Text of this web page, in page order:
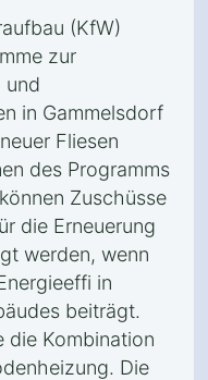
(KfW)
zur
und
in Gammelsdorf
Fliesen
des Programms
Zuschüsse
die Erneuerung
werden, wenn
in
beiträgt.
die Kombination
Die